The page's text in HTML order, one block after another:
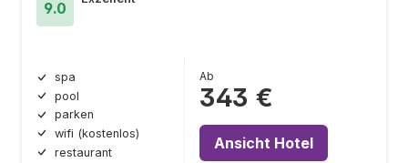
9.0
spa
pool
parken
wifi (kostenlos)
restaurant
Ab
343 €
Ansicht Hotel